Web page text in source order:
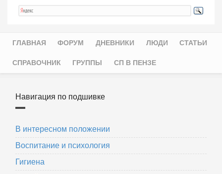
Главное меню
ГЛАВНАЯ ФОРУМ ДНЕВНИКИ ЛЮДИ СТАТЬИ
СПРАВОЧНИК ГРУППЫ СП В ПЕНЗЕ
Навигация по подшивке
В интересном положении
Воспитание и психология
Гигиена